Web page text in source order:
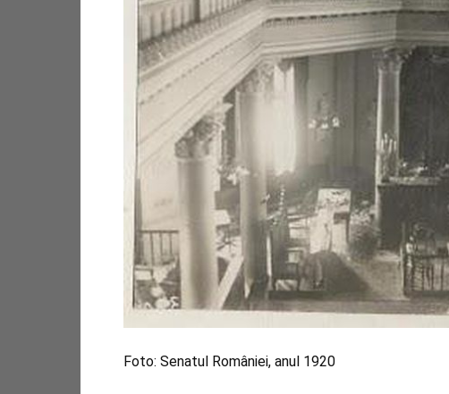
Foto: Senatul României, anul 1920